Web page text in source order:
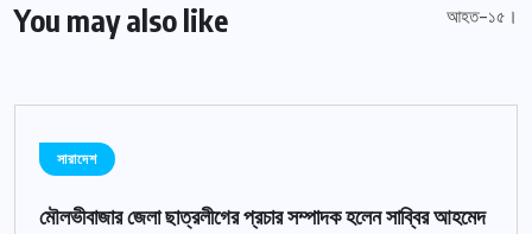
You may also like
সারাদেশ
মৌলভীবাজার জেলা ছাত্রলীগের প্রচার সম্পাদক হলেন সাব্বির আহমেদ